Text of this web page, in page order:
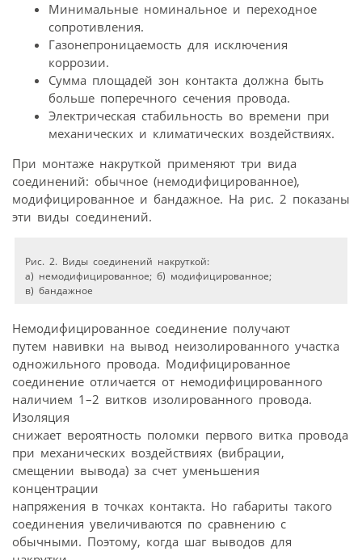
Минимальные номинальное и переходное
сопротивления.
Газонепроницаемость для исключения
коррозии.
Сумма площадей зон контакта должна быть
больше поперечного сечения провода.
Электрическая стабильность во времени при
механических и климатических воздействиях.
При монтаже накруткой применяют три вида
соединений: обычное (немодифицированное),
модифицированное и бандажное. На рис. 2 показаны
эти виды соединений.
Рис. 2. Виды соединений накруткой:
а) немодифицированное; б) модифицированное;
в) бандажное
Немодифицированное соединение получают
путем навивки на вывод неизолированного участка
одножильного провода. Модифицированное
соединение отличается от немодифицированного
наличием 1–2 витков изолированного провода.
Изоляция
снижает вероятность поломки первого витка провода
при механических воздействиях (вибрации,
смещении вывода) за счет уменьшения
концентрации
напряжения в точках контакта. Но габариты такого
соединения увеличиваются по сравнению с
обычными. Поэтому, когда шаг выводов для